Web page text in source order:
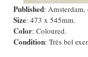
Published: Amsterdam,
Size: 473 x 545mm.
Color: Coloured.
Condition: Très bel